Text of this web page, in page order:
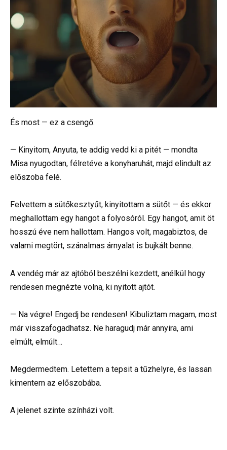
És most — ez a csengő.
— Kinyitom, Anyuta, te addig vedd ki a pitét — mondta
Misa nyugodtan, félretéve a konyharuhát, majd elindult az
előszoba felé.
Felvettem a sütőkesztyűt, kinyitottam a sütőt — és ekkor
meghallottam egy hangot a folyosóról. Egy hangot, amit öt
hosszú éve nem hallottam. Hangos volt, magabiztos, de
valami megtört, szánalmas árnyalat is bujkált benne.
A vendég már az ajtóból beszélni kezdett, anélkül hogy
rendesen megnézte volna, ki nyitott ajtót.
— Na végre! Engedj be rendesen! Kibuliztam magam, most
már visszafogadhatsz. Ne haragudj már annyira, ami
elmúlt, elmúlt…
Megdermedtem. Letettem a tepsit a tűzhelyre, és lassan
kimentem az előszobába.
A jelenet szinte színházi volt.